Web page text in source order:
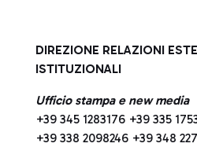
DIREZIONE RELAZIONI
ISTITUZIONALI
Ufficio stampa e new media
+39 345 1283176 +39 335
+39 338 2098246 +39 348